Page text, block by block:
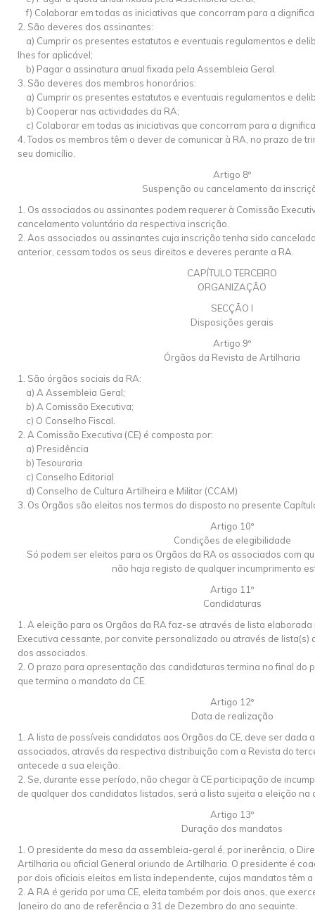
f) Colaborar em todas as iniciativas que concorram para a
2. São deveres dos assinantes:
a) Cumprir os presentes estatutos e eventuais regulamentos e
lhes for aplicável;
b) Pagar a assinatura anual fixada pela Assembleia Geral.
3. São deveres dos membros honorários:
a) Cumprir os presentes estatutos e eventuais regulamentos e
b) Cooperar nas actividades da RA;
c) Colaborar em todas as iniciativas que concorram para a
4. Todos os membros têm o dever de comunicar à RA, no prazo de
seu domicílio.
Artigo 8º
Suspenção ou cancelamento da
1. Os associados ou assinantes podem requerer à Comissão
cancelamento voluntário da respectiva inscrição.
2. Aos associados ou assinantes cuja inscrição tenha sido
anterior, cessam todos os seus direitos e deveres perante a RA.
CAPÍTULO TERCEIRO
ORGANIZAÇÃO
SECÇÃO I
Disposições gerais
Artigo 9º
Órgãos da Revista de Artilharia
1. São órgãos sociais da RA:
a) A Assembleia Geral;
b) A Comissão Executiva;
c) O Conselho Fiscal.
2. A Comissão Executiva (CE) é composta por:
a) Presidência
b) Tesouraria
c) Conselho Editorial
d) Conselho de Cultura Artilheira e Militar (CCAM)
3. Os Orgãos são eleitos nos termos do disposto no presente
Artigo 10º
Condições de elegibilidade
Só podem ser eleitos para os Orgãos da RA os associados com
não haja registo de qualquer incumprimento
Artigo 11º
Candidaturas
1. A eleição para os Orgãos da RA faz-se através de lista
Executiva cessante, por convite personalizado ou através de
dos associados.
2. O prazo para apresentação das candidaturas termina no final do
que termina o mandato da CE.
Artigo 12º
Data de realização
1. A lista de possíveis candidatos aos Orgãos da CE, deve ser dada
associados, através da respectiva distribuição com a Revista do
antecede a sua eleição.
2. Se, durante esse período, não chegar à CE participação de
de qualquer dos candidatos listados, será a lista sujeita a eleição
Artigo 13º
Duração dos mandatos
1. O presidente da mesa da assembleia-geral é, por inerência, o
Artilharia ou oficial General oriundo de Artilharia. O presidente é
por dois oficiais eleitos em lista independente, cujos mandatos têm
2. A RA é gerida por uma CE, eleita também por dois anos, que
Janeiro do ano de referência a 31 de Dezembro do ano seguinte.